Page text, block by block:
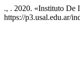
., . 2020. «Instituto De
https://p3.usal.edu.ar/